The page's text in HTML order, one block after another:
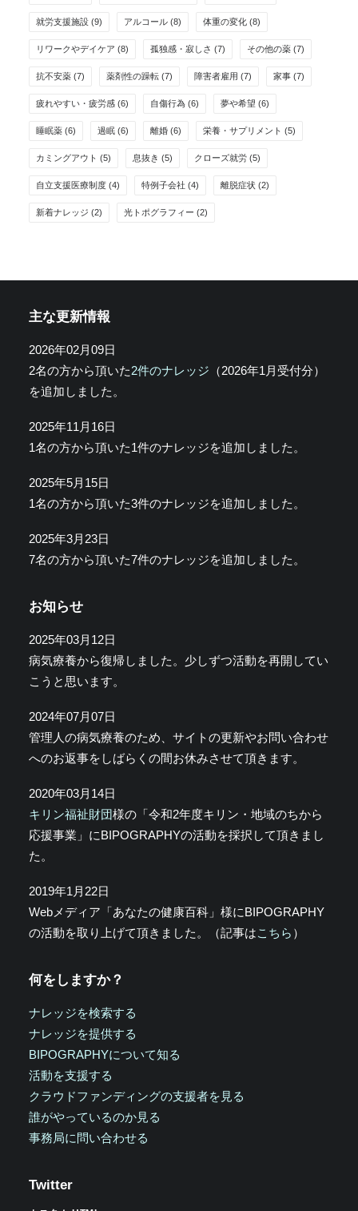
就労支援施設 (9) アルコール (8) 体重の変化 (8)
リワークやデイケア (8) 孤独感・寂しさ (7) その他の薬 (7)
抗不安薬 (7) 薬剤性の躁転 (7) 障害者雇用 (7) 家事 (7)
疲れやすい・疲労感 (6) 自傷行為 (6) 夢や希望 (6)
睡眠薬 (6) 過眠 (6) 離婚 (6) 栄養・サプリメント (5)
カミングアウト (5) 息抜き (5) クローズ就労 (5)
自立支援医療制度 (4) 特例子会社 (4) 離脱症状 (2)
新着ナレッジ (2) 光トポグラフィー (2)
主な更新情報
2026年02月09日
2名の方から頂いた2件のナレッジ （2026年1月受付分）
を追加しました。
2025年11月16日
1名の方から頂いた1件のナレッジを追加しました。
2025年5月15日
1名の方から頂いた3件のナレッジを追加しました。
2025年3月23日
7名の方から頂いた7件のナレッジを追加しました。
お知らせ
2025年03月12日
病気療養から復帰しました。少しずつ活動を再開してい
こうと思います。
2024年07月07日
管理人の病気療養のため、サイトの更新やお問い合わせ
へのお返事をしばらくの間お休みさせて頂きます。
2020年03月14日
キリン福祉財団様の「令和2年度キリン・地域のちから
応援事業」にBIPOGRAPHYの活動を採択して頂きまし
た。
2019年1月22日
Webメディア「あなたの健康百科」様にBIPOGRAPHY
の活動を取り上げて頂きました。（記事はこちら ）
何をしますか？
ナレッジを検索する
ナレッジを提供する
BIPOGRAPHYについて知る
活動を支援する
クラウドファンディングの支援者を見る
誰がやっているのか見る
事務局に問い合わせる
Twitter